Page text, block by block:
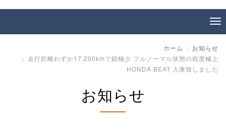
ホーム
お知らせ
走行距離わずか17,200kmで錆極少 フルノーマル状態の程度極上
HONDA BEAT 入庫致しました
お知らせ